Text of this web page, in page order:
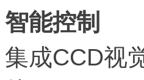
智能控制
集成CCD视